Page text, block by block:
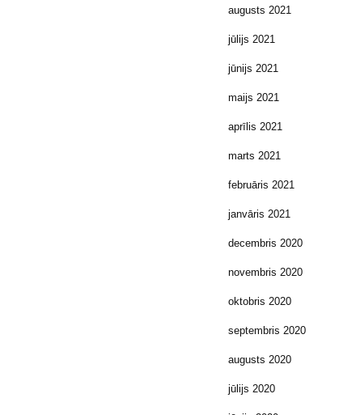
augusts 2021
jūlijs 2021
jūnijs 2021
maijs 2021
aprīlis 2021
marts 2021
februāris 2021
janvāris 2021
decembris 2020
novembris 2020
oktobris 2020
septembris 2020
augusts 2020
jūlijs 2020